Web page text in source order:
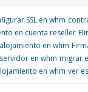
SSL en whm
en cuenta reseller
en whm
en whm migrar
en whm ver